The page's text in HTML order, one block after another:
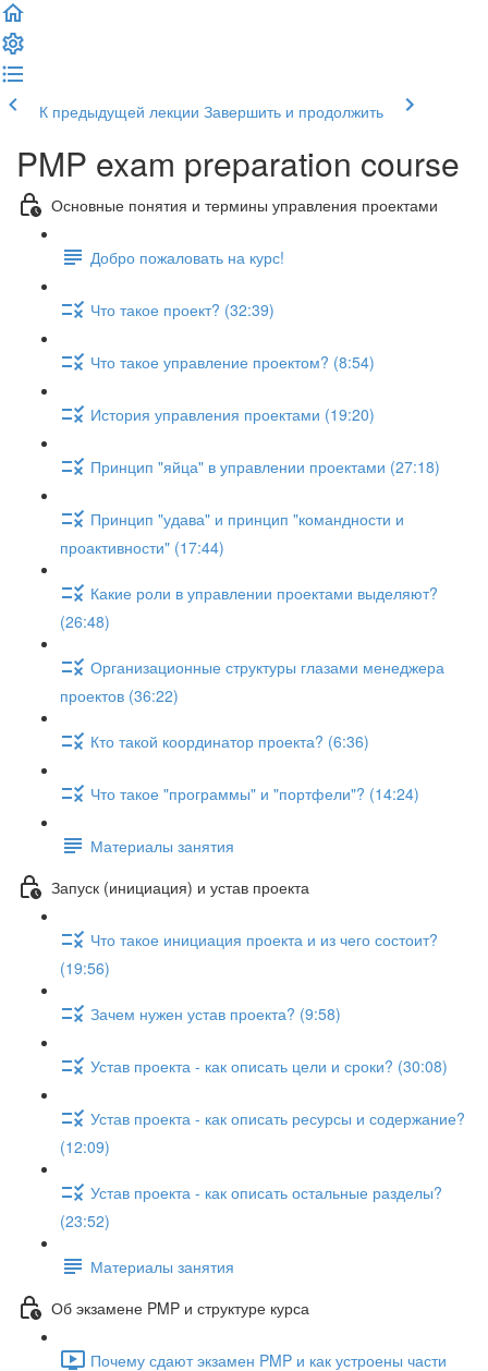
К предыдущей лекции Завершить и продолжить
PMP exam preparation course
Основные понятия и термины управления проектами
Добро пожаловать на курс!
Что такое проект? (32:39)
Что такое управление проектом? (8:54)
История управления проектами (19:20)
Принцип "яйца" в управлении проектами (27:18)
Принцип "удава" и принцип "командности и
проактивности" (17:44)
Какие роли в управлении проектами выделяют?
(26:48)
Организационные структуры глазами менеджера
проектов (36:22)
Кто такой координатор проекта? (6:36)
Что такое "программы" и "портфели"? (14:24)
Материалы занятия
Запуск (инициация) и устав проекта
Что такое инициация проекта и из чего состоит?
(19:56)
Зачем нужен устав проекта? (9:58)
Устав проекта - как описать цели и сроки? (30:08)
Устав проекта - как описать ресурсы и содержание?
(12:09)
Устав проекта - как описать остальные разделы?
(23:52)
Материалы занятия
Об экзамене PMP и структуре курса
Почему сдают экзамен PMP и как устроены части